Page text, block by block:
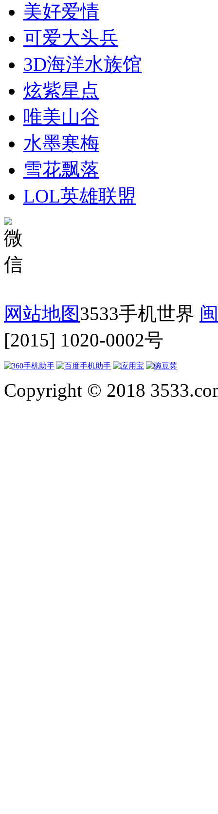
美好爱情
可爱大头兵
3D海洋水族馆
炫紫星点
唯美山谷
水墨寒梅
雪花飘落
LOL英雄联盟
网站地图3533手机世界
[2015] 1020-0002号
Copyright © 2018